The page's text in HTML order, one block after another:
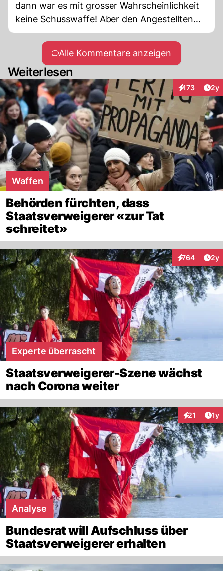
dann war es mit grosser Wahrscheinlichkeit
keine Schusswaffe! Aber den Angestellten
entführen, das geht natürlich gar nicht.
Alle Kommentare anzeigen
Weiterlesen
173
Interaktionen
2y
Waffen
Behörden fürchten, dass
Staatsverweigerer «zur Tat
schreitet»
764
Interaktionen
2y
Experte überrascht
Staatsverweigerer-Szene wächst
nach Corona weiter
21 1y
Analyse
Bundesrat will Aufschluss über
Staatsverweigerer erhalten